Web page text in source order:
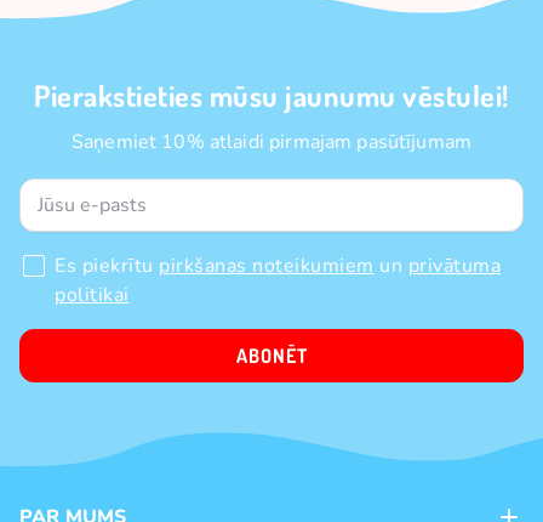
Pierakstieties mūsu jaunumu vēstulei!
Saņemiet 10% atlaidi pirmajam pasūtījumam
Es piekrītu pirkšanas noteikumiem un privātuma
politikai
ABONĒT